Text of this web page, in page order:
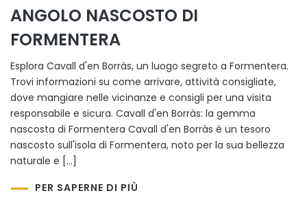
ANGOLO NASCOSTO DI
FORMENTERA
Esplora Cavall d'en Borràs, un luogo segreto a Formentera.
Trovi informazioni su come arrivare, attività consigliate,
dove mangiare nelle vicinanze e consigli per una visita
responsabile e sicura. Cavall d'en Borràs: la gemma
nascosta di Formentera Cavall d'en Borràs è un tesoro
nascosto sull'isola di Formentera, noto per la sua bellezza
naturale e […]
PER SAPERNE DI PIÙ